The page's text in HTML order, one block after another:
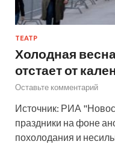
ТЕАТР
Холодная
отстает от
Оставьте комментарий
Источник: РИА
праздники на фоне
похолодания и